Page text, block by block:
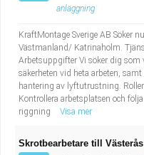
Naturvetenskapligt
Pedagogiskt arbete
Läkarsekreterare/
sekreterare
anläggning
KraftMontage Sverige AB Söker
Västmanland/ Katrinaholm.
Arbetsuppgifter Vi söker dig
säkerheten vid heta arbeten,
hantering av lyftutrustning.
Kontrollera arbetsplatsen och
riggning
Visa mer
Skrotbearbetare till Västerås